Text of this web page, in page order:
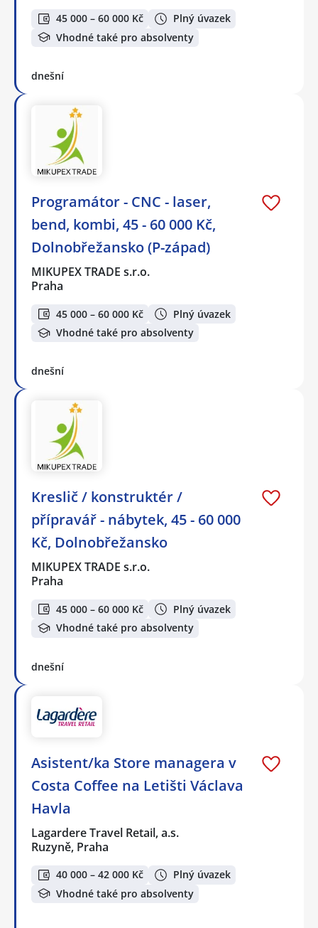
45 000 – 60 000 Kč
Plný úvazek
Vhodné také pro absolventy
dnešní
Programátor - CNC - laser,
bend, kombi, 45 - 60 000 Kč,
Dolnobřežansko (P-západ)
MIKUPEX TRADE s.r.o.
Praha
45 000 – 60 000 Kč
Plný úvazek
Vhodné také pro absolventy
dnešní
Kreslič / konstruktér /
přípravář - nábytek, 45 - 60 000
Kč, Dolnobřežansko
MIKUPEX TRADE s.r.o.
Praha
45 000 – 60 000 Kč
Plný úvazek
Vhodné také pro absolventy
dnešní
Asistent/ka Store managera v
Costa Coffee na Letišti Václava
Havla
Lagardere Travel Retail, a.s.
Ruzyně, Praha
40 000 – 42 000 Kč
Plný úvazek
Vhodné také pro absolventy